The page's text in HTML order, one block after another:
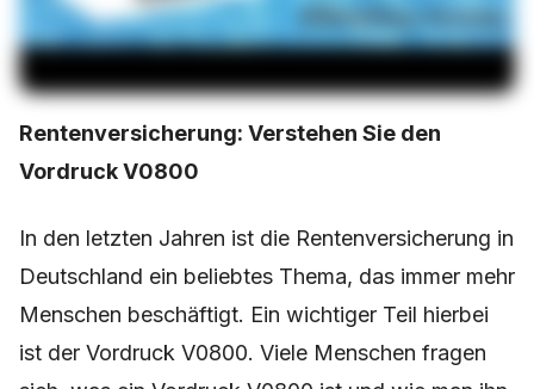
Rentenversicherung: Verstehen Sie den
Vordruck V0800
In den letzten Jahren ist die Rentenversicherung in
Deutschland ein beliebtes Thema, das immer mehr
Menschen beschäftigt. Ein wichtiger Teil hierbei
ist der Vordruck V0800. Viele Menschen fragen